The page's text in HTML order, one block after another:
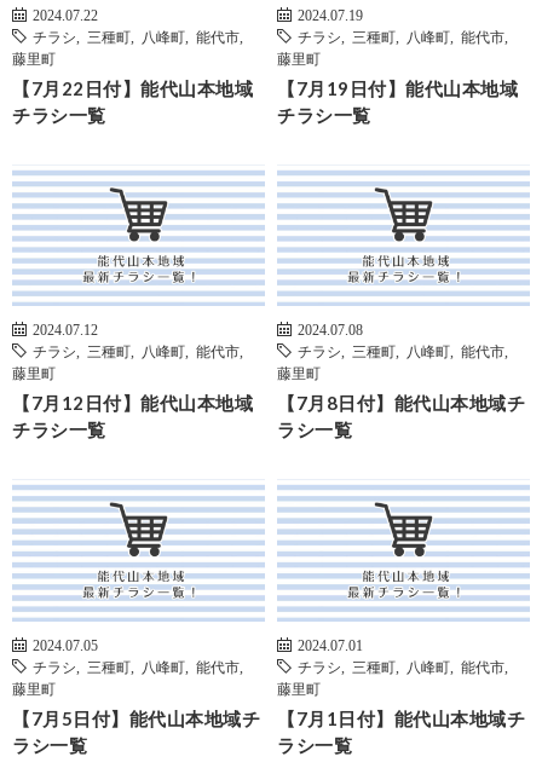
2024.07.22
チラシ
三種町 八峰町 能代市
藤里町
【7月22日付】能代山本地域
チラシ一覧
2024.07.19
チラシ
三種町 八峰町 能代市
藤里町
【7月19日付】能代山本地域
チラシ一覧
2024.07.12
チラシ
三種町 八峰町 能代市
藤里町
【7月12日付】能代山本地域
チラシ一覧
2024.07.08
チラシ
三種町 八峰町 能代市
藤里町
【7月8日付】能代山本地域チ
ラシ一覧
2024.07.05
チラシ
三種町 八峰町 能代市
藤里町
【7月5日付】能代山本地域チ
ラシ一覧
2024.07.01
チラシ
三種町 八峰町 能代市
藤里町
【7月1日付】能代山本地域チ
ラシ一覧